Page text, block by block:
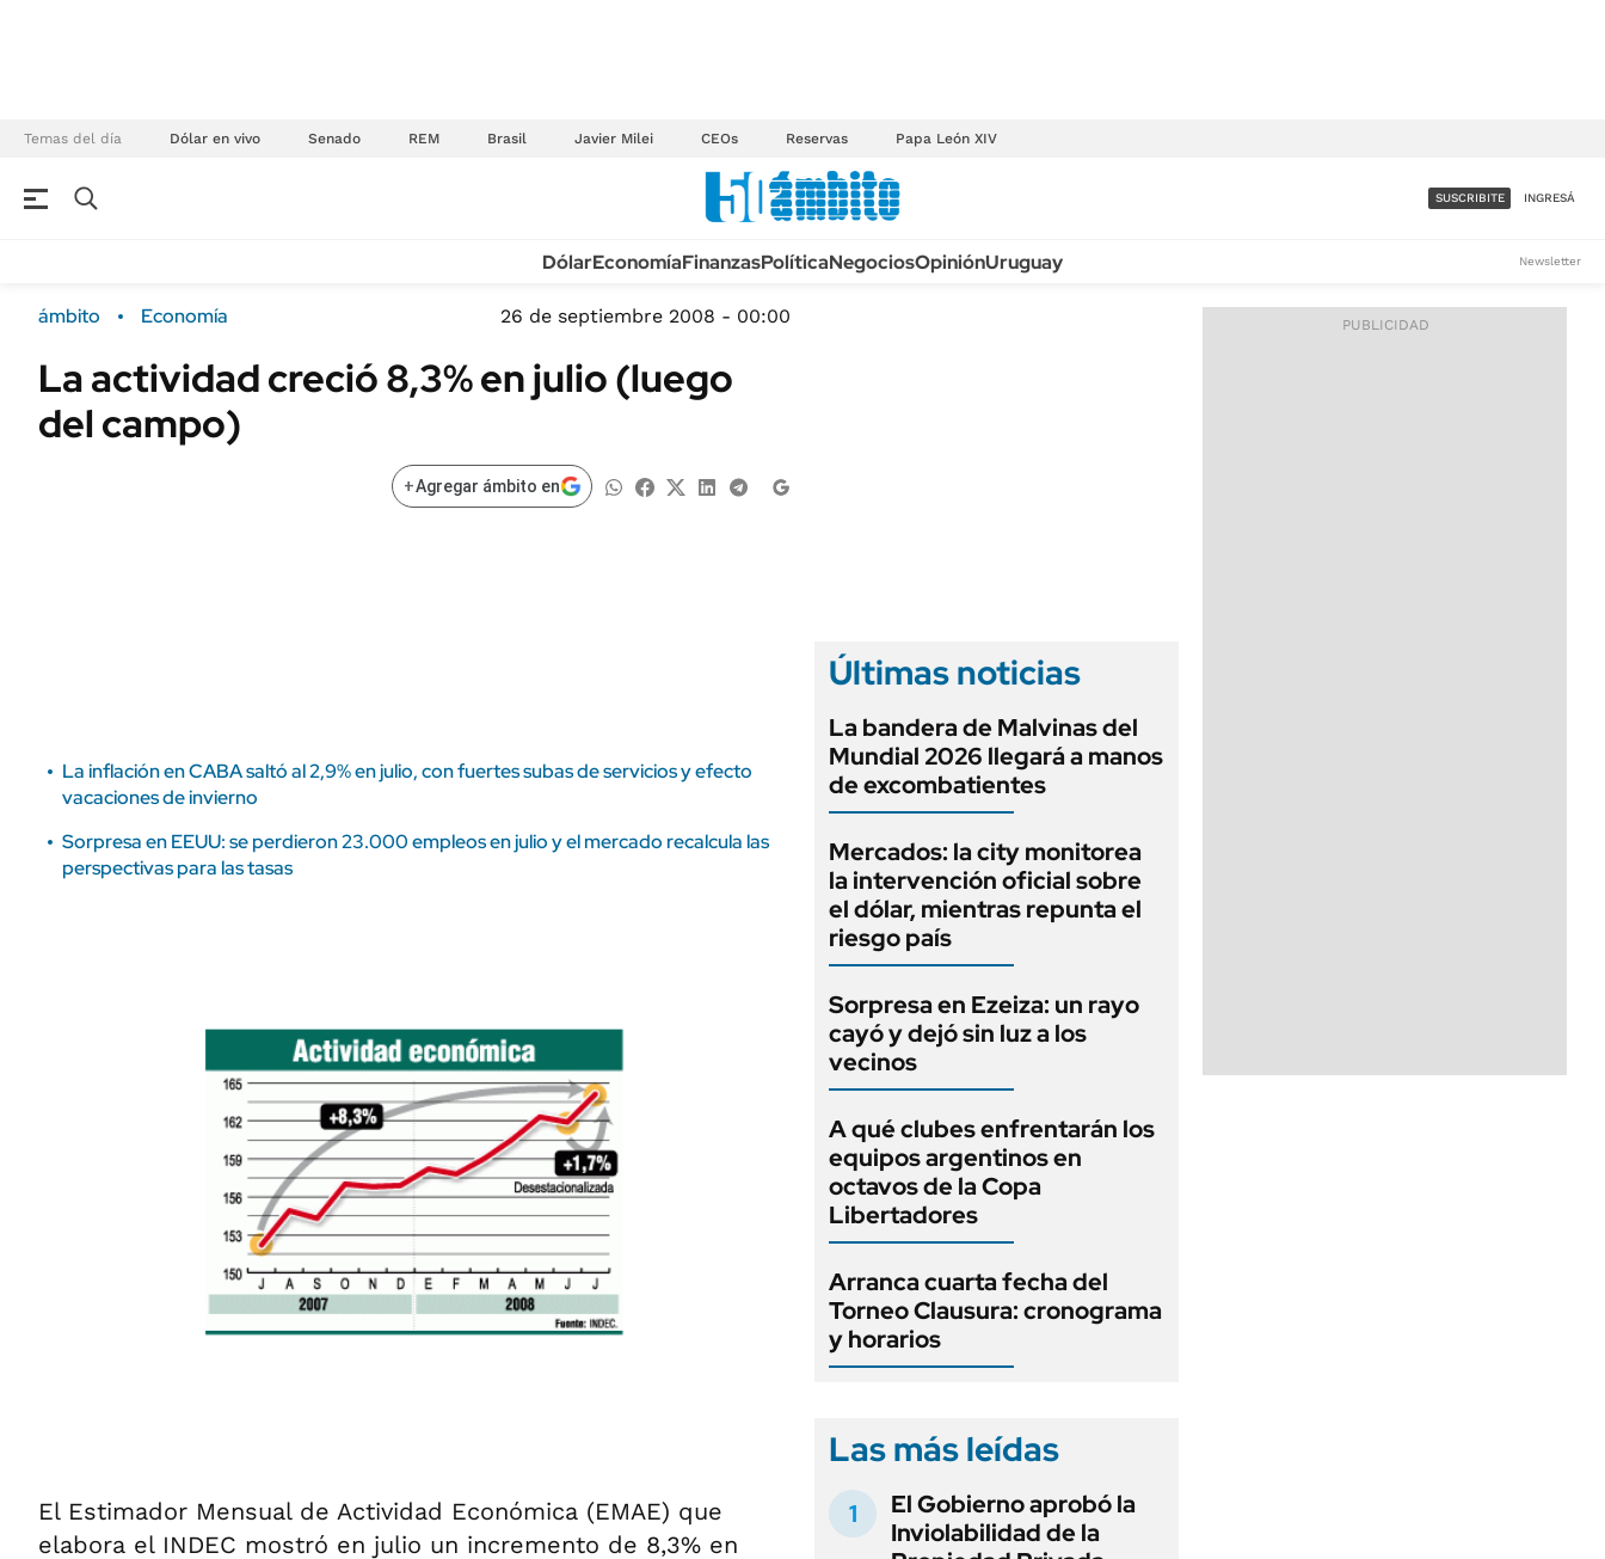
Temas del día Dólar en vivo Senado REM Brasil Javier Milei CEOs Reservas Papa León XIV
Campo
FINANZAS
Sustentabilidad
POLÍTICA
TECNOLOGÍA
MÉXICO
MUNDO
ACCESO FULL - $1.800/MES
SUSCRIBITE INGRESÁ
DólarEconomíaFinanzasPolíticaNegociosOpiniónUruguay Newsletter
ámbito Economía 26 de septiembre 2008 - 00:00
La actividad creció 8,3% en julio (luego
del campo)
+Agregar ámbito en
La inflación en CABA saltó al 2,9% en julio, con fuertes subas de servicios y efecto
vacaciones de invierno
Sorpresa en EEUU: se perdieron 23.000 empleos en julio y el mercado recalcula las
perspectivas para las tasas
El Estimador Mensual de Actividad Económica (EMAE) que
elabora el INDEC mostró en julio un incremento de 8,3% en
Últimas noticias
La bandera de Malvinas del
Mundial 2026 llegará a manos
de excombatientes
Mercados: la city monitorea
la intervención oficial sobre
el dólar, mientras repunta el
riesgo país
Sorpresa en Ezeiza: un rayo
cayó y dejó sin luz a los
vecinos
A qué clubes enfrentarán los
equipos argentinos en
octavos de la Copa
Libertadores
Arranca cuarta fecha del
Torneo Clausura: cronograma
y horarios
Las más leídas
El Gobierno aprobó la
Inviolabilidad de la